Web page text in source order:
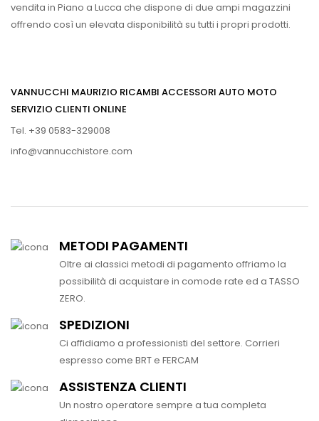
vendita in Piano a Lucca che dispone di due ampi magazzini
offrendo così un elevata disponibilità su tutti i propri prodotti.
VANNUCCHI MAURIZIO RICAMBI ACCESSORI AUTO MOTO
SERVIZIO CLIENTI ONLINE
Tel. +39 0583-329008
info@vannucchistore.com
METODI PAGAMENTI
Oltre ai classici metodi di pagamento offriamo la
possibilità di acquistare in comode rate ed a TASSO
ZERO.
SPEDIZIONI
Ci affidiamo a professionisti del settore. Corrieri
espresso come BRT e FERCAM
ASSISTENZA CLIENTI
Un nostro operatore sempre a tua completa